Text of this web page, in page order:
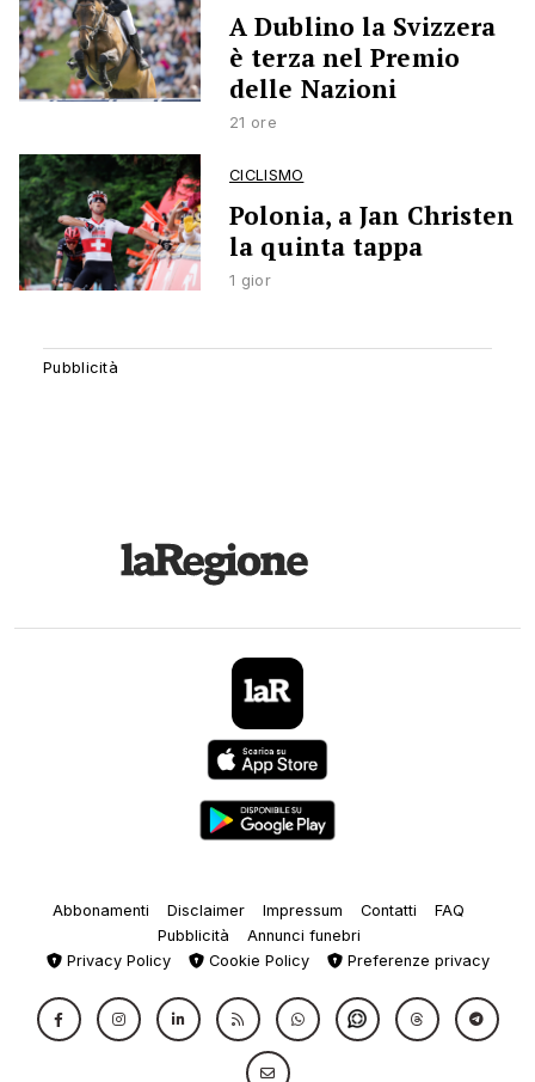
A Dublino la Svizzera
è terza nel Premio
delle Nazioni
21 ore
CICLISMO
Polonia, a Jan Christen
la quinta tappa
1 gior
Abbonamenti Disclaimer Impressum Contatti
FAQ
Pubblicità
Annunci funebri
Privacy Policy
Cookie Policy Preferenze privacy